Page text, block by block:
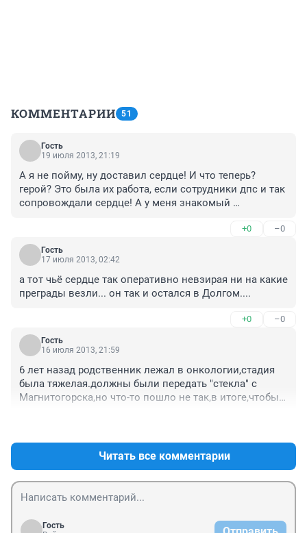
КОММЕНТАРИИ 51
Гость
19 июля 2013, 21:19
А я не пойму, ну доставил сердце! И что теперь?
герой? Это была их работа, если сотрудники дпс и так
сопровождали сердце! А у меня знакомый
роженицу, которая пошла в роддом в соседнюю
деревню и не дошла! А потом гнал многотонную фуру,
надрывая двигатель! И никто ничего не знает, никто
дальше колесит по трассе! Он же простой водила,
работяга! А тут ведь майор! Конечно,герой!
+0 –0
Гость
17 июля 2013, 02:42
а тот чьё сердце так оперативно невзирая ни на какие
преграды везли... он так и остался в Долгом....
+0 –0
Гость
16 июля 2013, 21:59
6 лет назад родственник лежал в онкологии,стадия
была тяжелая.должны были передать "стекла" с
Магнитогорска,но что-то пошло не так,в итоге,чтобы
Еманжелинска,где ограничение 60. сначала
инспектор начал выеживаться,хамить,но я объяснил
ситуацию,показал документы с больницы на
передачу "стекл" и других бумаг, ДПСник
помялся,подошел к старшему...вернулись
вдвоем,старший передал по рации,чтобы не
Читать все комментарии
Гость